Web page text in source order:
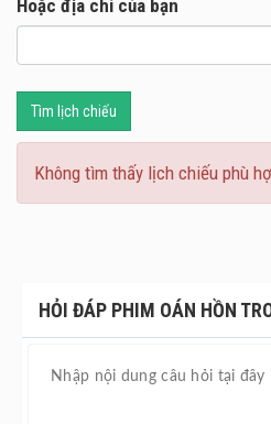
Hoặc địa chỉ của bạn
Tìm lịch chiếu
Không tìm thấy lịch chiếu phù
HỎI ĐÁP PHIM OÁN HỒN